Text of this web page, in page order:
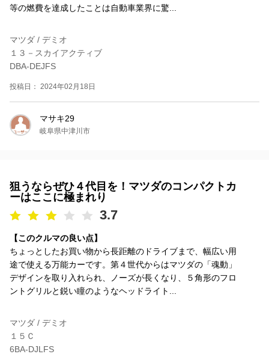
等の燃費を達成したことは自動車業界に驚...
マツダ / デミオ
１３－スカイアクティブ
DBA-DEJFS
投稿日： 2024年02月18日
マサキ29
岐阜県中津川市
狙うならぜひ４代目を！マツダのコンパクトカ
ーはここに極まれり
3.7
【このクルマの良い点】
ちょっとしたお買い物から長距離のドライブまで、幅広い用
途で使える万能カーです。第４世代からはマツダの「魂動」
デザインを取り入れられ、ノーズが長くなり、５角形のフロ
ントグリルと鋭い瞳のようなヘッドライト...
マツダ / デミオ
１５Ｃ
6BA-DJLFS